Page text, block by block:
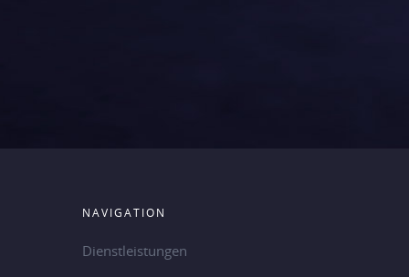
NAVIGATION
Dienstleistungen